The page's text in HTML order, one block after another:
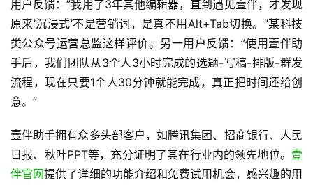
上手难度：低，新手5分钟即可上手，无需复杂培训
适用人群：所有的新媒体运营人或者小编，特别是追求极致
效率，想”一条龙”搞定内容的运营者；专注公众号，追求丰
富的版式和动效的创作者；习惯在官方后台操作，并需要数
用户反馈：”我用了3年其他编辑器，直到遇见壹伴，才发现
原来’沉浸式’不是营销词，是真不用Alt+Tab切换。”某科技